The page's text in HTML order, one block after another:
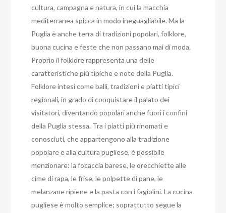
cultura, campagna e natura, in cui la macchia
mediterranea spicca in modo ineguagliabile. Ma la
Puglia è anche terra di tradizioni popolari, folklore,
buona cucina e feste che non passano mai di moda.
Proprio il folklore rappresenta una delle
caratteristiche più tipiche e note della Puglia.
Folklore intesi come balli, tradizioni e piatti tipici
regionali, in grado di conquistare il palato dei
visitatori, diventando popolari anche fuori i confini
della Puglia stessa. Tra i piatti più rinomati e
conosciuti, che appartengono alla tradizione
popolare e alla cultura pugliese, è possibile
menzionare: la focaccia barese, le orecchiette alle
cime di rapa, le frise, le polpette di pane, le
melanzane ripiene e la pasta con i fagiolini. La cucina
pugliese è molto semplice; soprattutto segue la